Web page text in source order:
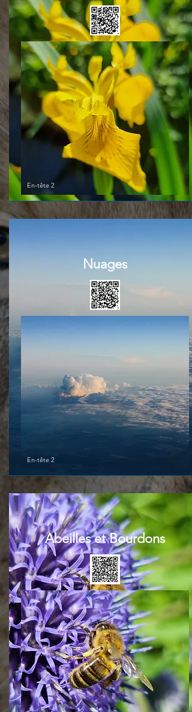
En-tête 2
Nuages
En-tête 2
Abeilles et Bourdons